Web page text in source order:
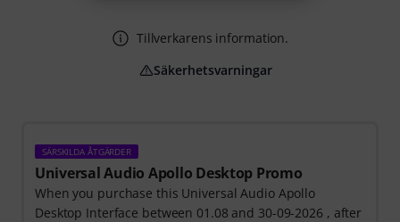
SÄRSKILDA ÅTGÄRDER
Universal Audio Apollo Desktop Promo
When you purchase this Universal Audio Apollo
Desktop Interface between 01.08 and 30-09-2026 , after
Tillverkarens information.
Säkerhetsvarningar